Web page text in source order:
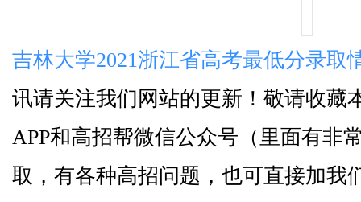
吉林大学2021浙江省高考最低分录取
讯请关注我们网站的更新！敬请收藏
APP和高招帮微信公众号（里面有非
取，有各种高招问题，也可直接加我